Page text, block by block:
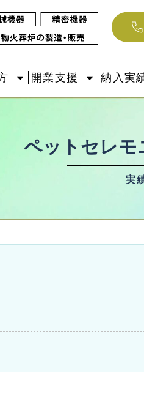
開業支援 納入実
ペットセレモ
実